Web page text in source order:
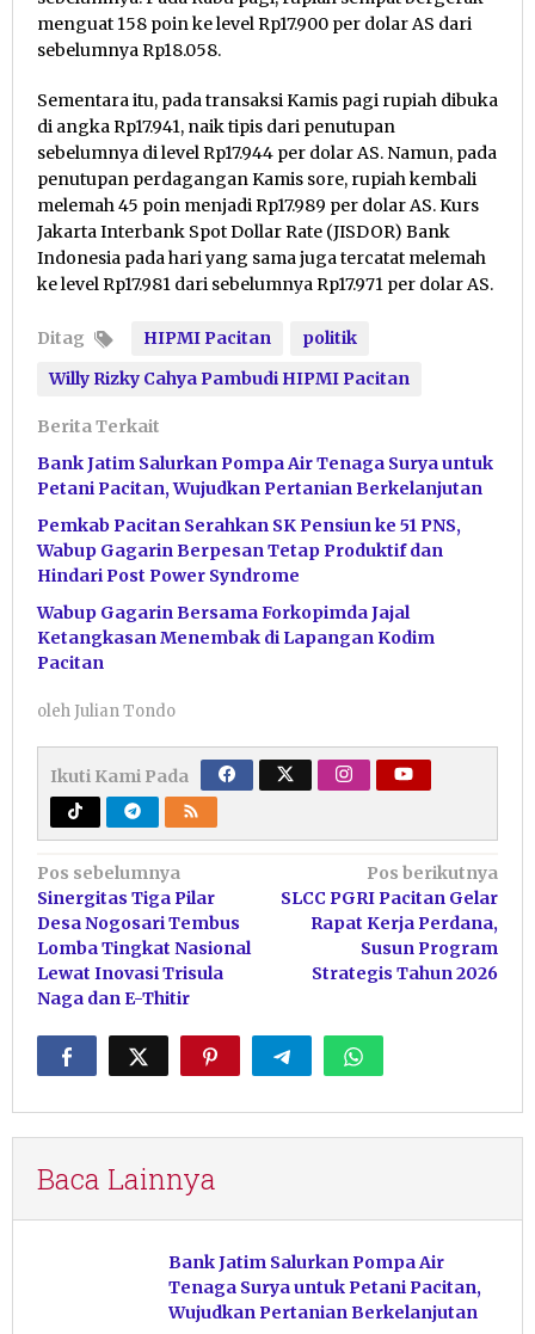
menguat 158 poin ke level Rp17.900 per dolar AS dari
sebelumnya Rp18.058.
Sementara itu, pada transaksi Kamis pagi rupiah dibuka
di angka Rp17.941, naik tipis dari penutupan
sebelumnya di level Rp17.944 per dolar AS. Namun, pada
penutupan perdagangan Kamis sore, rupiah kembali
melemah 45 poin menjadi Rp17.989 per dolar AS. Kurs
Jakarta Interbank Spot Dollar Rate (JISDOR) Bank
Indonesia pada hari yang sama juga tercatat melemah
ke level Rp17.981 dari sebelumnya Rp17.971 per dolar AS.
Ditag HIPMI Pacitan
politik
Willy Rizky Cahya Pambudi HIPMI Pacitan
Berita Terkait
Bank Jatim Salurkan Pompa Air Tenaga Surya untuk
Petani Pacitan, Wujudkan Pertanian Berkelanjutan
Pemkab Pacitan Serahkan SK Pensiun ke 51 PNS,
Wabup Gagarin Berpesan Tetap Produktif dan
Hindari Post Power Syndrome
Wabup Gagarin Bersama Forkopimda Jajal
Ketangkasan Menembak di Lapangan Kodim
Pacitan
oleh Julian Tondo
Ikuti Kami Pada
Navigasi
pos
Pos sebelumnya
Sinergitas Tiga Pilar
Desa Nogosari Tembus
Lomba Tingkat Nasional
Lewat Inovasi Trisula
Naga dan E-Thitir
Pos berikutnya
SLCC PGRI Pacitan Gelar
Rapat Kerja Perdana,
Susun Program
Strategis Tahun 2026
Baca Lainnya
Bank Jatim Salurkan Pompa Air
Tenaga Surya untuk Petani Pacitan,
Wujudkan Pertanian Berkelanjutan